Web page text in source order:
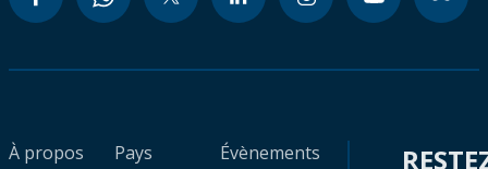
À propos
Pays
Évènements